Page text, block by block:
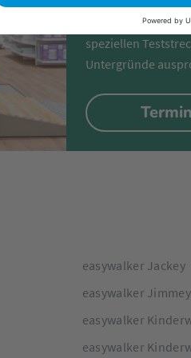
wird geachtet. So
fahre den
speziellen
Untergründe
easywalker Jackey
easywalker Jimmey
easywalker
easywalker